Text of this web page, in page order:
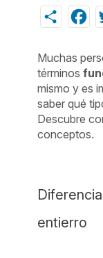
Muchas
términos
mismo y es
saber qué
Descubre
conceptos.
entierro